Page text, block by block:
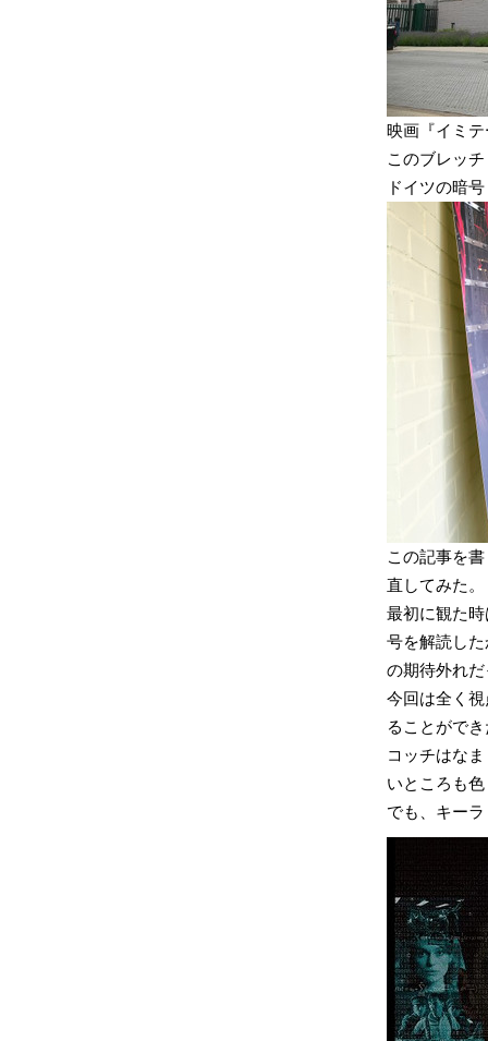
映画『イミ
このブレッ
ドイツの暗
この記事を
直してみた。
最初に観た
号を解読し
の期待外れ
今回は全く
ることがで
コッチはな
いところも
でも、キー